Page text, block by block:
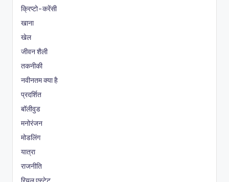
क्रिप्टो-करेंसी
खाना
खेल
जीवन शैली
तकनीकी
नवीनतम क्या है
प्रदर्शित
बॉलीवुड
मनोरंजन
मोडलिंग
यात्रा
राजनीति